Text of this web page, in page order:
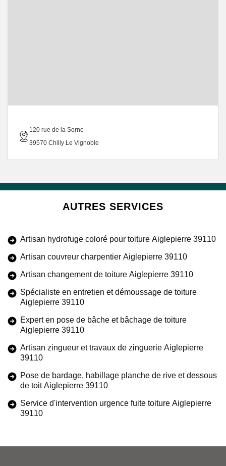
120 rue de la Sorne
39570 Chilly Le Vignoble
AUTRES SERVICES
Artisan hydrofuge coloré pour toiture Aiglepierre 39110
Artisan couvreur charpentier Aiglepierre 39110
Artisan changement de toiture Aiglepierre 39110
Spécialiste en entretien et démoussage de toiture
Aiglepierre 39110
Expert en pose de bâche et bâchage de toiture
Aiglepierre 39110
Artisan zingueur et travaux de zinguerie Aiglepierre
39110
Pose de bardage, habillage planche de rive et dessous
de toit Aiglepierre 39110
Service d'intervention urgence fuite toiture Aiglepierre
39110